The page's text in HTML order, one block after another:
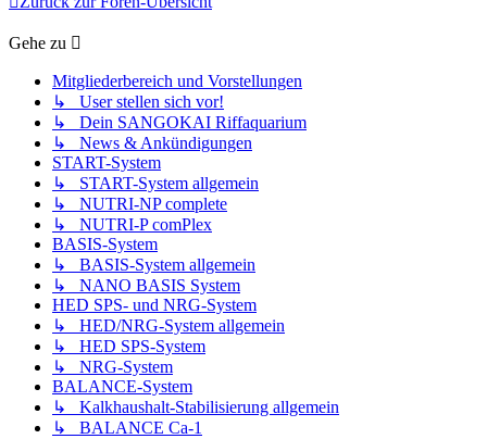
Gehe zu
Mitgliederbereich und Vorstellungen
↳ User stellen sich vor!
↳ Dein SANGOKAI Riffaquarium
↳ News & Ankündigungen
START-System
↳ START-System allgemein
↳ NUTRI-NP complete
↳ NUTRI-P comPlex
BASIS-System
↳ BASIS-System allgemein
↳ NANO BASIS System
HED SPS- und NRG-System
↳ HED/NRG-System allgemein
↳ HED SPS-System
↳ NRG-System
BALANCE-System
↳ Kalkhaushalt-Stabilisierung allgemein
↳ BALANCE Ca-1